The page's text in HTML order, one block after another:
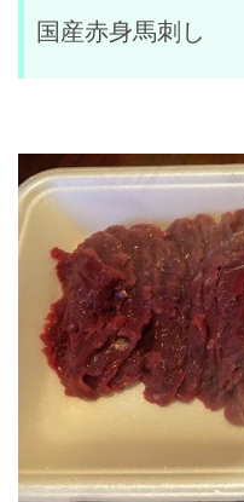
国産赤身馬刺し